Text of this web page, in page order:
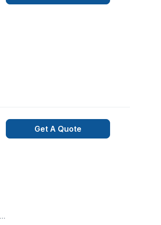
Get A Quote